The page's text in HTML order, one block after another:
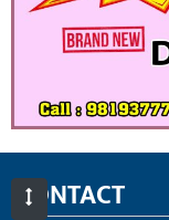
CONTACT